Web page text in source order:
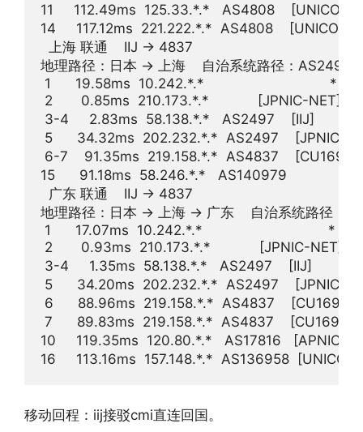
11     112.49ms  125.33.*.*   AS4808
14     117.12ms  221.222.*.*  AS4808
  上海 联通    IIJ -> 4837
地理路径：日本 -> 上海    自治系统路径：
1      19.58ms  10.242.*.*                               *
2       0.85ms  210.173.*.*            [JPNIC-NET]
3-4     2.83ms  58.138.*.*   AS2497    [IIJ]
5      34.32ms  202.232.*.*  AS2497    [JPNIC-
6-7    91.35ms  219.158.*.*  AS4837    [CU169-
15      91.18ms  58.246.*.*   AS140979
  广东 联通    IIJ -> 4837
地理路径：日本 -> 上海 -> 广东    自治系统路径
1      17.07ms  10.242.*.*                               *
2       0.93ms  210.173.*.*            [JPNIC-NET]
3-4     1.35ms  58.138.*.*   AS2497    [IIJ]
5      34.20ms  202.232.*.*  AS2497    [JPNIC-
6      88.96ms  219.158.*.*  AS4837    [CU169-
7      89.83ms  219.158.*.*  AS4837    [CU169-
10     119.35ms  120.80.*.*   AS17816   [APNIC-
移动回程：iij接驳cmi直连回国。